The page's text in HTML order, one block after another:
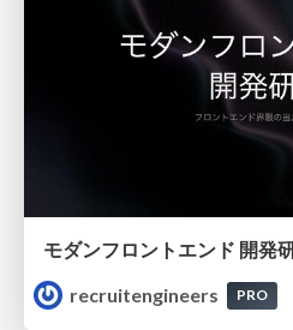
モダンフロントエンド 開発
recruitengineers
PRO